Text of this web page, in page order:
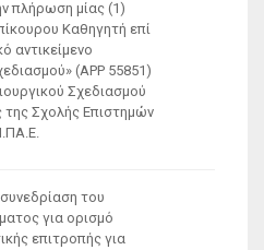
πλήρωση μίας (1)
Καθηγητή επί
αντικείμενο
(ΑΡΡ 55851)
Σχεδιασμού
της Σχολής Επιστημών
του
για ορισμό
επιτροπής για